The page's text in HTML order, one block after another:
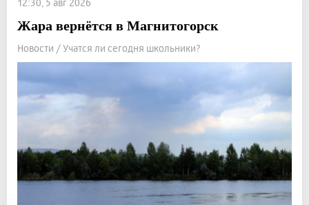
Жара вернётся в Магнитогорск
Новости / Учатся ли сегодня школьники?